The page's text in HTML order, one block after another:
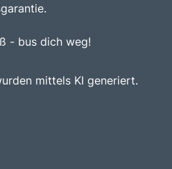
- bus dich weg!
mittels KI generiert.